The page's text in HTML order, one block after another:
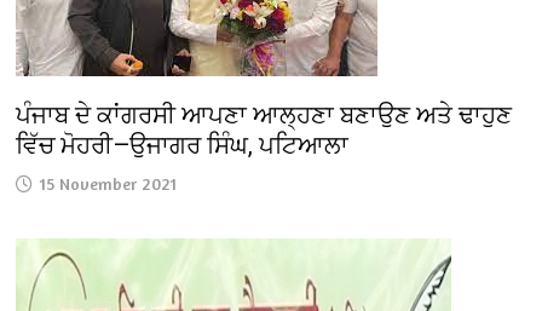
ਪੰਜਾਬ ਦੇ ਕਾਂਗਰਸੀ ਆਪਣਾ ਆਲ੍ਹਣਾ ਬਣਾਉਣ ਅਤੇ ਢਾਹੁਣ
ਵਿੱਚ ਮੋਹਰੀ—ਉਜਾਗਰ ਸਿੰਘ, ਪਟਿਆਲਾ
15 November 2021